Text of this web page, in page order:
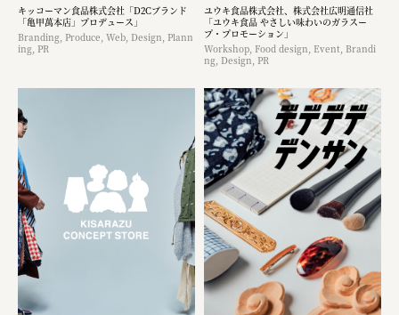
キッコーマン食品株式会社「D2Cブランド
「亀甲萬本店」プロデュース」
Branding, Produce, Web, Design, Plann
ing, PR
ユウキ食品株式会社、株式会社広明通信社
「ユウキ食品 やさしい味わいのガラスー
プ・プロモーション」
Workshop, Food design, Event, Brandi
ng, Design, PR